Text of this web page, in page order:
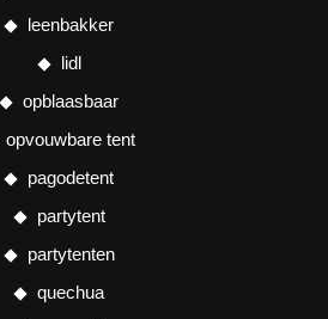
leenbakker
lidl
opblaasbaar
opvouwbare tent
pagodetent
partytent
partytenten
quechua